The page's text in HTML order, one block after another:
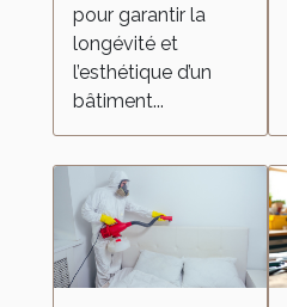
pour garantir la
longévité et
l’esthétique d’un
bâtiment...